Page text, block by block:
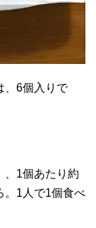
、6個入りで
、1個あたり約
。1人で1個食べ